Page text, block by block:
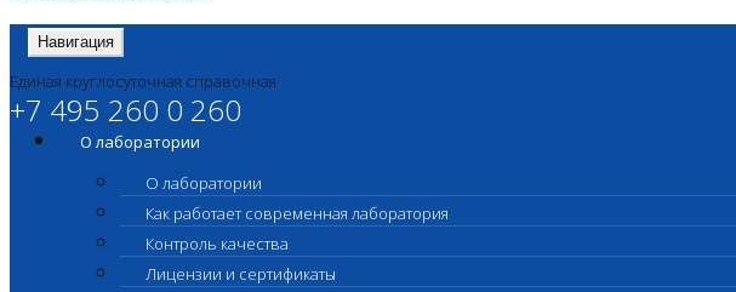
Навигация
Единая круглосуточная справочная
+7 495 260 0 260
О лаборатории
О лаборатории
Как работает современная лаборатория
Контроль качества
Лицензии и сертификаты